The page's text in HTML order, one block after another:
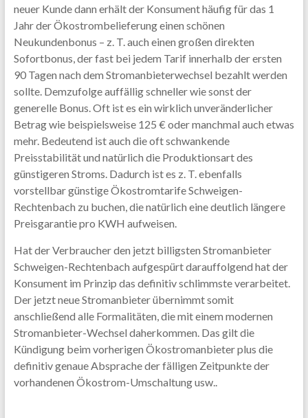
neuer Kunde dann erhält der Konsument häufig für das 1
Jahr der Ökostrombelieferung einen schönen
Neukundenbonus – z. T. auch einen großen direkten
Sofortbonus, der fast bei jedem Tarif innerhalb der ersten
90 Tagen nach dem Stromanbieterwechsel bezahlt werden
sollte. Demzufolge auffällig schneller wie sonst der
generelle Bonus. Oft ist es ein wirklich unveränderlicher
Betrag wie beispielsweise 125 € oder manchmal auch etwas
mehr. Bedeutend ist auch die oft schwankende
Preisstabilität und natürlich die Produktionsart des
günstigeren Stroms. Dadurch ist es z. T. ebenfalls
vorstellbar günstige Ökostromtarife Schweigen-
Rechtenbach zu buchen, die natürlich eine deutlich längere
Preisgarantie pro KWH aufweisen.
Hat der Verbraucher den jetzt billigsten Stromanbieter
Schweigen-Rechtenbach aufgespürt darauffolgend hat der
Konsument im Prinzip das definitiv schlimmste verarbeitet.
Der jetzt neue Stromanbieter übernimmt somit
anschließend alle Formalitäten, die mit einem modernen
Stromanbieter-Wechsel daherkommen. Das gilt die
Kündigung beim vorherigen Ökostromanbieter plus die
definitiv genaue Absprache der fälligen Zeitpunkte der
vorhandenen Ökostrom-Umschaltung usw..